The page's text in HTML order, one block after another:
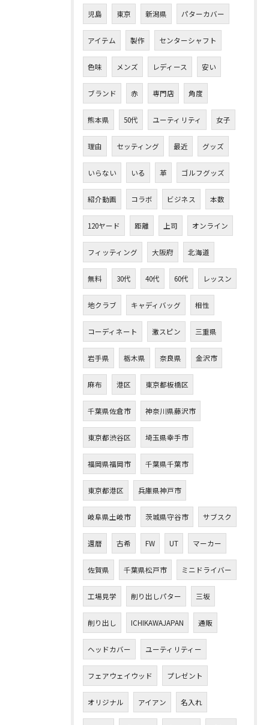
児島 東京 新潟県 パターカバー
アイテム 製作 センターシャフト
色味 メンズ レディース 安い
ブランド 赤 専門店 角度
熊本県 50代 ユーティリティ 女子
理由 セッティング 最近 グッズ
いらない いる 革 ゴルフグッズ
紹介動画 コラボ ビジネス 本数
120ヤード 距離 上司 オンライン
フィッティング 大阪府 北海道
無料 30代 40代 60代 レッスン
地クラブ キャディバッグ 相性
コーディネート 激スピン 三重県
岩手県 栃木県 奈良県 金沢市
麻布 港区 東京都板橋区
千葉県佐倉市 神奈川県藤沢市
東京都渋谷区 埼玉県幸手市
福岡県福岡市 千葉県千葉市
東京都港区 兵庫県神戸市
岐阜県土岐市 茨城県守谷市 サブスク
還暦 古希 FW UT マーカー
佐賀県 千葉県松戸市 ミニドライバー
工場見学 削り出しパター 三坂
削り出し ICHIKAWAJAPAN 通販
ヘッドカバー ユーティリティー
フェアウェイウッド プレゼント
オリジナル アイアン 名入れ